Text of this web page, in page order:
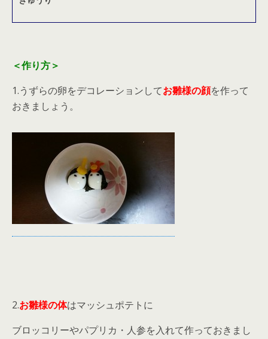
＜作り方＞
1.うずらの卵をデコレーションしてお雛様の顔を作って
おきましょう。
2.お雛様の体はマッシュポテトに
ブロッコリーやパプリカ・人参を入れて作っておきまし